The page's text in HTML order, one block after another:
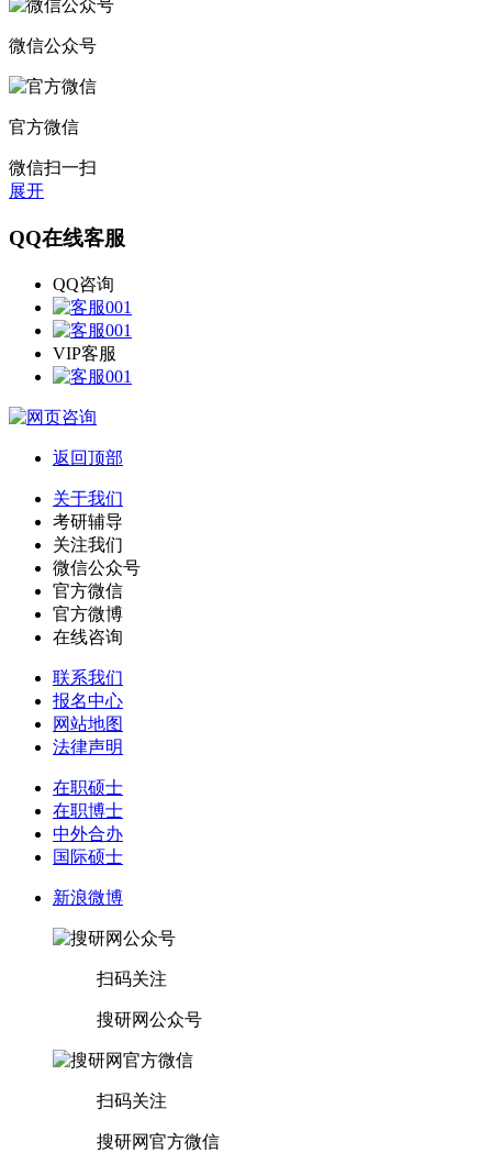
微信公众号
官方微信
微信扫一扫
展开
QQ在线客服
QQ咨询
VIP客服
返回顶部
关于我们
考研辅导
关注我们
微信公众号
官方微信
官方微博
在线咨询
联系我们
报名中心
网站地图
法律声明
在职硕士
在职博士
中外合办
国际硕士
新浪微博
扫码关注
搜研网公众号
扫码关注
搜研网官方微信